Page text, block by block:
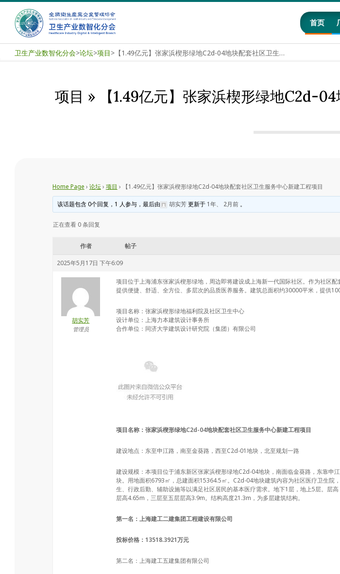
content卫
首页
卫生产业数智化分会>论坛>项目> 【1.49亿元】张家浜楔形绿地C2d-04地块配套社区卫生服务中心新建工程项目
项目 » 【1.49亿元】张家浜楔形绿地C2d-
Home Page › 论坛› 项目 › 【1.49亿元】张家浜楔形绿地C2d-04地块配套社区卫生服务中心新建工程项目
该话题包含 0个回复，1 人参与，最后由 胡实芳更新于 1年、 2月前。
正在查看 0 条回复
作者 帖子
2025年5月17日 下午6:09
胡实芳
管理员
项目位于上海浦东张家浜楔形绿地，周边即将建设成上海新一代国际社区。作为社区配
提供便捷、舒适、全方位、多层次的品质医养服务。建筑总面积约30000平米，提供
项目名称：张家浜楔形绿地福利院及社区卫生中心
设计单位：上海力本建筑设计事务所
合作单位：同济大学建筑设计研究院（集团）有限公司
项目名称：张家浜楔形绿地C2d-04地块配套社区卫生服务中心新建工程项目
建设地点：东至申江路，南至金葵路，西至C2d-01地块，北至规划一路
建设规模：本项目位于浦东新区张家浜楔形绿地C2d-04地块，南面临金葵路，东靠申
块。用地面积6793㎡，总建面积15364.5㎡。C2d-04地块建筑内容为社区医疗卫生院
生、行政后勤、辅助设施等以满足社区居民的基本医疗需求。地下1层，地上5层。层
层高4.65m，三层至五层层高3.9m。结构高度21.3m，为多层建筑结构。
第一名：上海建工二建集团工程建设有限公司
投标价格：13518.3921万元
第二名：上海建工五建集团有限公司